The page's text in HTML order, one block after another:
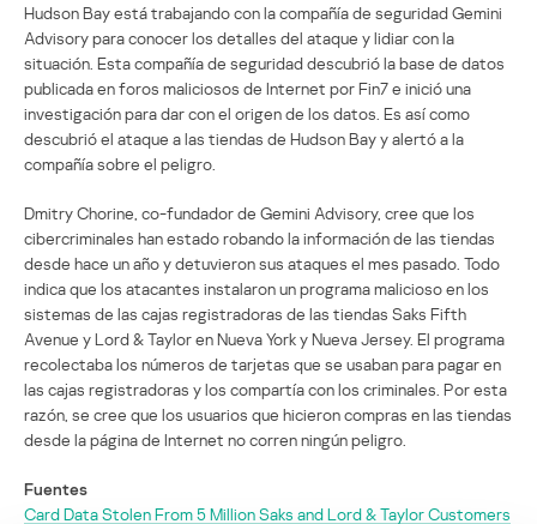
Hudson Bay está trabajando con la compañía de seguridad Gemini
Advisory para conocer los detalles del ataque y lidiar con la
situación. Esta compañía de seguridad descubrió la base de datos
publicada en foros maliciosos de Internet por Fin7 e inició una
investigación para dar con el origen de los datos. Es así como
descubrió el ataque a las tiendas de Hudson Bay y alertó a la
compañía sobre el peligro.
Dmitry Chorine, co-fundador de Gemini Advisory, cree que los
cibercriminales han estado robando la información de las tiendas
desde hace un año y detuvieron sus ataques el mes pasado. Todo
indica que los atacantes instalaron un programa malicioso en los
sistemas de las cajas registradoras de las tiendas Saks Fifth
Avenue y Lord & Taylor en Nueva York y Nueva Jersey. El programa
recolectaba los números de tarjetas que se usaban para pagar en
las cajas registradoras y los compartía con los criminales. Por esta
razón, se cree que los usuarios que hicieron compras en las tiendas
desde la página de Internet no corren ningún peligro.
Fuentes
Card Data Stolen From 5 Million Saks and Lord & Taylor Customers